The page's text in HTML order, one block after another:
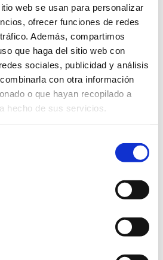
web se usan para personalizar
ofrecer funciones de redes
Además, compartimos
que haga del sitio web con
sociales, publicidad y análisis
con otra información
o que hayan recopilado a
hecho de sus servicios.
entre Dénia y las
españolas.
ofrece conexiones entre Dénia
Marina Alta. También
Comercial Portal de la Marina.
conecta Dénia con La Vall de
Benidoleig
conexiones de autobús tanto
ambas ciudades, con varios
desde otras localidades cercanas
con zonas de playa como
ubicada en C/Mestre